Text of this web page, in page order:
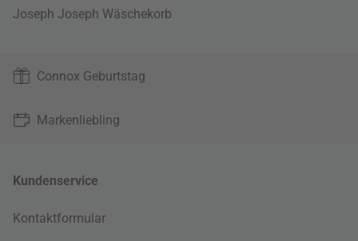
Joseph Joseph Wäschekorb
Connox Geburtstag
Markenliebling
Kundenservice
Kontaktformular